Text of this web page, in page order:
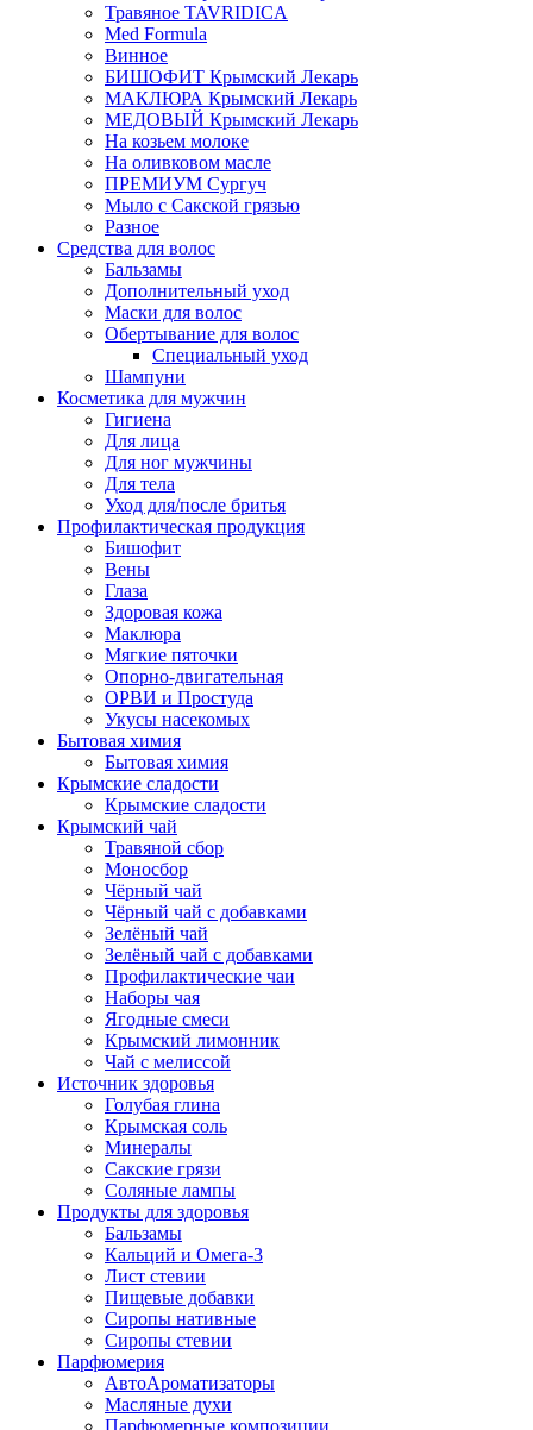
Травяное TAVRIDICA
Med Formula
Винное
БИШОФИТ Крымский Лекарь
МАКЛЮРА Крымский Лекарь
МЕДОВЫЙ Крымский Лекарь
На козьем молоке
На оливковом масле
ПРЕМИУМ Сургуч
Мыло с Сакской грязью
Разное
Средства для волос
Бальзамы
Дополнительный уход
Маски для волос
Обертывание для волос
Специальный уход
Шампуни
Косметика для мужчин
Гигиена
Для лица
Для ног мужчины
Для тела
Уход для/после бритья
Профилактическая продукция
Бишофит
Вены
Глаза
Здоровая кожа
Маклюра
Мягкие пяточки
Опорно-двигательная
ОРВИ и Простуда
Укусы насекомых
Бытовая химия
Бытовая химия
Крымские сладости
Крымские сладости
Крымский чай
Травяной сбор
Моносбор
Чёрный чай
Чёрный чай с добавками
Зелёный чай
Зелёный чай с добавками
Профилактические чаи
Наборы чая
Ягодные смеси
Крымский лимонник
Чай с мелиссой
Источник здоровья
Голубая глина
Крымская соль
Минералы
Сакские грязи
Соляные лампы
Продукты для здоровья
Бальзамы
Кальций и Омега-3
Лист стевии
Пищевые добавки
Сиропы нативные
Сиропы стевии
Парфюмерия
АвтоАроматизаторы
Масляные духи